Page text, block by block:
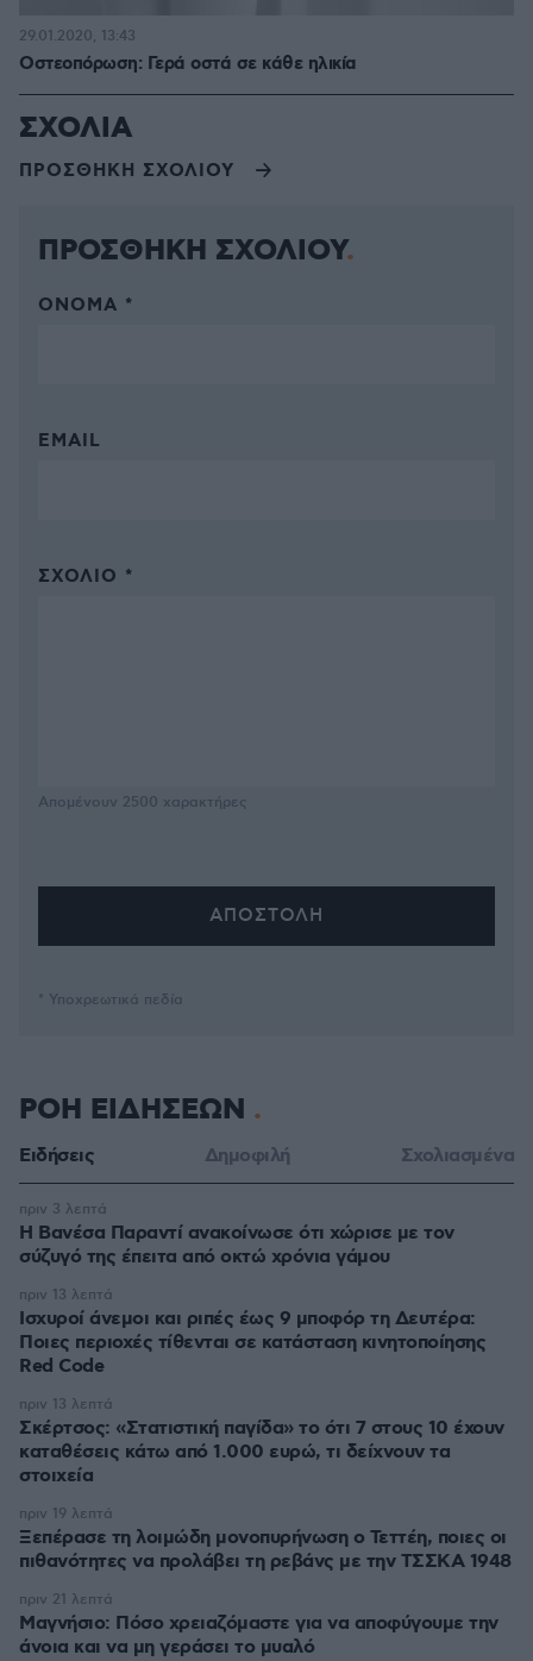
Οστεοπόρωση: Γερά οστά σε κάθε ηλικία
29.01.2020, 13:43
ΣΧΟΛΙΑ
ΠΡΟΣΘΗΚΗ ΣΧΟΛΙΟΥ
ΠΡΟΣΘΗΚΗ ΣΧΟΛΙΟΥ
ΌΝΟΜΑ *
EMAIL
ΣΧΌΛΙΟ *
Απομένουν 2500 χαρακτήρες
* Υποχρεωτικά πεδία
ΡΟΗ ΕΙΔΗΣΕΩΝ
Ειδήσεις Δημοφιλή Σχολιασμένα
Η Βανέσα Παραντί ανακοίνωσε ότι χώρισε με τον
σύζυγό της έπειτα από οκτώ χρόνια γάμου
πριν 3 λεπτά
Ισχυροί άνεμοι και ριπές έως 9 μποφόρ τη Δευτέρα:
Ποιες περιοχές τίθενται σε κατάσταση κινητοποίησης
Red Code
πριν 13 λεπτά
Σκέρτσος: «Στατιστική παγίδα» το ότι 7 στους 10 έχουν
καταθέσεις κάτω από 1.000 ευρώ, τι δείχνουν τα
στοιχεία
πριν 13 λεπτά
Ξεπέρασε τη λοιμώδη μονοπυρήνωση ο Τεττέη, ποιες οι
πιθανότητες να προλάβει τη ρεβάνς με την ΤΣΣΚΑ 1948
πριν 19 λεπτά
Μαγνήσιο: Πόσο χρειαζόμαστε για να αποφύγουμε την
άνοια και να μη γεράσει το μυαλό
πριν 21 λεπτά